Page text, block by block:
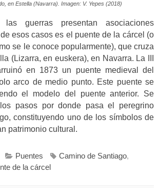
en Estella (Navarra). Imagen: V. Yepes (2018)
guerras presentan asociaciones
esos casos es el puente de la cárcel (o
se le conoce popularmente), que cruza
(Lizarra, en euskera), en Navarra. La III
en 1873 un puente medieval del
arco de medio punto. Este puente se
el modelo del puente anterior. Se
pasos por donde pasa el peregrino
constituyendo uno de los símbolos de
patrimonio cultural.
Puentes Camino de Santiago,
de la cárcel